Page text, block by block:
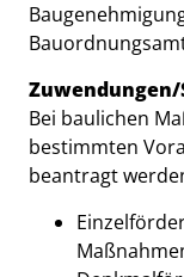
Bei baulichen
bestimmten
beantragt